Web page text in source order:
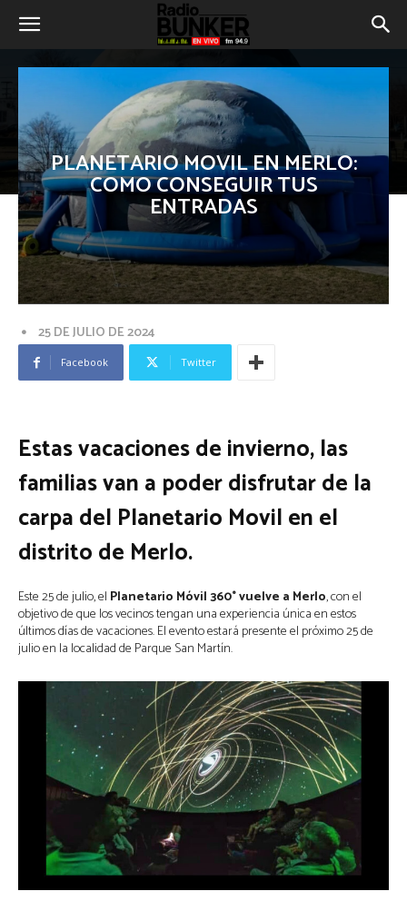
PLANETARIO MOVIL EN MERLO:
COMO CONSEGUIR TUS
ENTRADAS
25 DE JULIO DE 2024
Facebook Twitter
Estas vacaciones de invierno, las
familias van a poder disfrutar de la
carpa del Planetario Movil en el
distrito de Merlo.
Este 25 de julio, el Planetario Móvil 360° vuelve a Merlo, con el
objetivo de que los vecinos tengan una experiencia única en estos
últimos días de vacaciones. El evento estará presente el próximo 25 de
julio en la localidad de Parque San Martín.